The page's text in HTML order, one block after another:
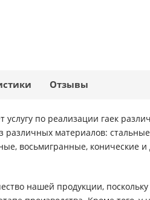
Отзывы
услугу по реализации гаек
различных материалов:
восьмигранные, конические и
нашей продукции,